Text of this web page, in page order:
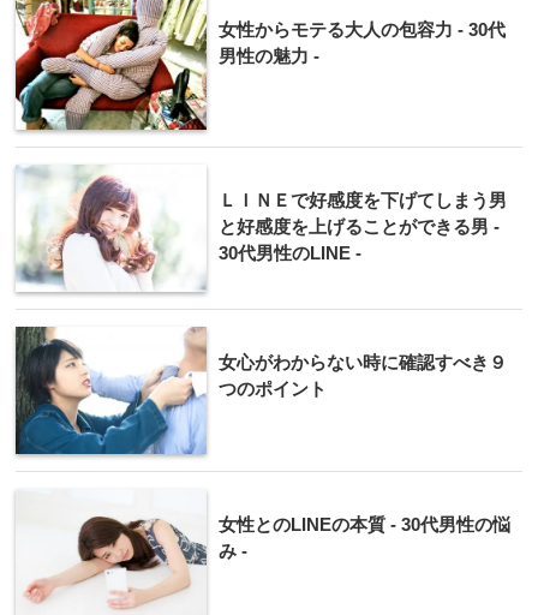
女性からモテる大人の包容力 - 30代
男性の魅力 -
ＬＩＮＥで好感度を下げてしまう男
と好感度を上げることができる男 -
30代男性のLINE -
女心がわからない時に確認すべき９
つのポイント
女性とのLINEの本質 - 30代男性の悩
み -